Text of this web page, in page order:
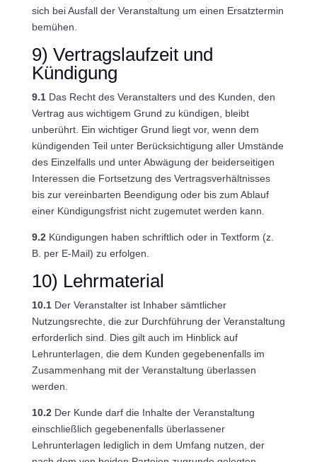
sich bei Ausfall der Veranstaltung um einen Ersatztermin
bemühen.
9) Vertragslaufzeit und
Kündigung
9.1Das Recht des Veranstalters und des Kunden, den
Vertrag aus wichtigem Grund zu kündigen, bleibt
unberührt. Ein wichtiger Grund liegt vor, wenn dem
kündigenden Teil unter Berücksichtigung aller Umstände
des Einzelfalls und unter Abwägung der beiderseitigen
Interessen die Fortsetzung des Vertragsverhältnisses
bis zur vereinbarten Beendigung oder bis zum Ablauf
einer Kündigungsfrist nicht zugemutet werden kann.
9.2Kündigungen haben schriftlich oder in Textform (z.
B. per E-Mail) zu erfolgen.
10) Lehrmaterial
10.1Der Veranstalter ist Inhaber sämtlicher
Nutzungsrechte, die zur Durchführung der Veranstaltung
erforderlich sind. Dies gilt auch im Hinblick auf
Lehrunterlagen, die dem Kunden gegebenenfalls im
Zusammenhang mit der Veranstaltung überlassen
werden.
10.2Der Kunde darf die Inhalte der Veranstaltung
einschließlich gegebenenfalls überlassener
Lehrunterlagen lediglich in dem Umfang nutzen, der